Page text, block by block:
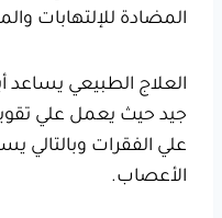
المضادة للإلتهابات
العلاج الطبيعي
جيد حيث يعمل علي
علي الفقرات وبالتالي
الأعصاب.